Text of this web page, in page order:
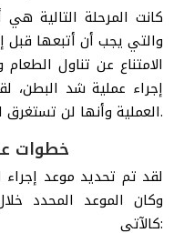
كانت المرحلة التالية
والتي يجب أن أتبعها
إجراء عملية شد البطن،
العملية وأنها لن تستغرق الكثير من الوقت.
خطوات
لقد تم تحديد موعد
وكان الموعد المحدد
كالآتي: